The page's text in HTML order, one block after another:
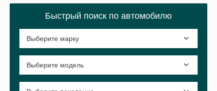
Быстрый поиск по автомобилю